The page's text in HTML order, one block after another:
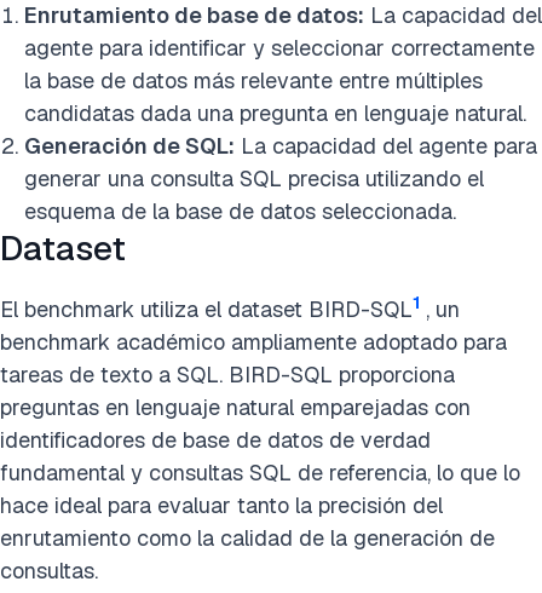
Enrutamiento de base de datos: La capacidad del
agente para identificar y seleccionar correctamente
la base de datos más relevante entre múltiples
candidatas dada una pregunta en lenguaje natural.
Generación de SQL: La capacidad del agente para
generar una consulta SQL precisa utilizando el
esquema de la base de datos seleccionada.
Dataset
El benchmark utiliza el dataset BIRD-SQL1 , un
benchmark académico ampliamente adoptado para
tareas de texto a SQL. BIRD-SQL proporciona
preguntas en lenguaje natural emparejadas con
identificadores de base de datos de verdad
fundamental y consultas SQL de referencia, lo que lo
hace ideal para evaluar tanto la precisión del
enrutamiento como la calidad de la generación de
consultas.